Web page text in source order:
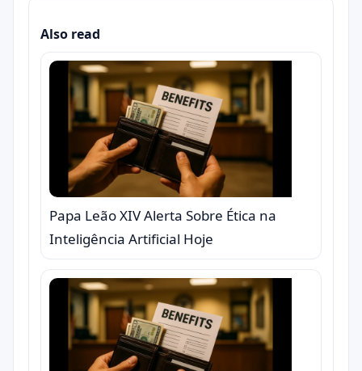
Also read
Papa Leão XIV Alerta Sobre Ética na
Inteligência Artificial Hoje